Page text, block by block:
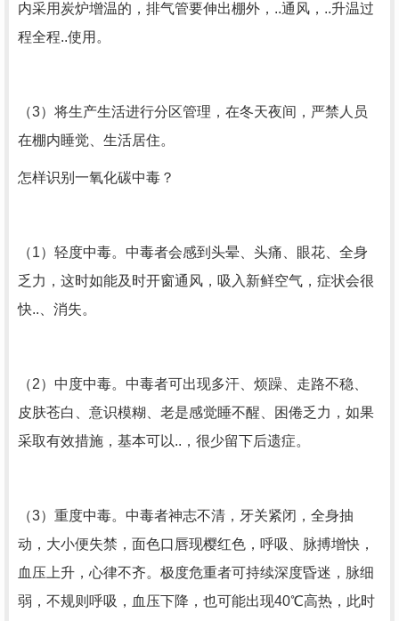
内采用炭炉增温的，排气管要伸出棚外，..通风，..升温过
程全程..使用。
（3）将生产生活进行分区管理，在冬天夜间，严禁人员
在棚内睡觉、生活居住。
怎样识别一氧化碳中毒？
（1）轻度中毒。中毒者会感到头晕、头痛、眼花、全身
乏力，这时如能及时开窗通风，吸入新鲜空气，症状会很
快..、消失。
（2）中度中毒。中毒者可出现多汗、烦躁、走路不稳、
皮肤苍白、意识模糊、老是感觉睡不醒、困倦乏力，如果
采取有效措施，基本可以..，很少留下后遗症。
（3）重度中毒。中毒者神志不清，牙关紧闭，全身抽
动，大小便失禁，面色口唇现樱红色，呼吸、脉搏增快，
血压上升，心律不齐。极度危重者可持续深度昏迷，脉细
弱，不规则呼吸，血压下降，也可能出现40℃高热，此时